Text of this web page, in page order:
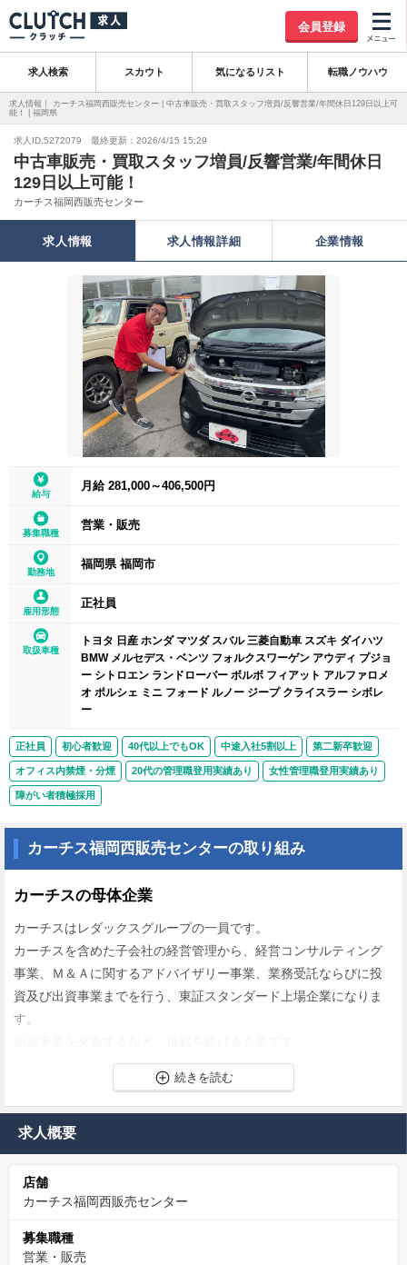
会員登録
求人検索 スカウト 気になるリスト 転職ノウハウ
求人情報｜ カーチス福岡西販売センター | 中古車販売・買取スタッフ増員/反響営業/年間休日129日以上可
能！ | 福岡県
求人ID.5272079 最終更新：2026/4/15 15:29
中古車販売・買取スタッフ増員/反響営業/年間休日
129日以上可能！
カーチス福岡西販売センター
求人情報 求人情報詳細 企業情報
給与
月給 281,000～406,500円
募集職種
営業・販売
勤務地
福岡県 福岡市
雇用形態
正社員
取扱車種
トヨタ 日産 ホンダ マツダ スバル 三菱自動車 スズキ ダイハツ
BMW メルセデス・ベンツ フォルクスワーゲン アウディ プジョ
ー シトロエン ランドローバー ボルボ フィアット アルファロメ
オ ポルシェ ミニ フォード ルノー ジープ クライスラー シボレ
ー
正社員 初心者歓迎 40代以上でもOK 中途入社5割以上 第二新卒歓迎
オフィス内禁煙・分煙 20代の管理職登用実績あり 女性管理職登用実績あり
障がい者積極採用
カーチス福岡西販売センターの取り組み
カーチスの母体企業
カーチスはレダックスグループの一員です。
カーチスを含めた子会社の経営管理から、経営コンサルティング
事業、Ｍ＆Ａに関するアドバイザリー事業、業務受託ならびに投
資及び出資事業までを行う、東証スタンダード上場企業になりま
す。
私たちは中古車を"ピッカピ・カー"と呼んでいます。
クルマを売る人にとっては「愛車」ですし、
そんな"ピッカピ・カー"を買い取り、洗車・メンテナンスして
新たな持ち主へ橋渡しするのが私たちの仕事。
中間マージンを排除して買い取り価格を増やしたり、
求人概要
店舗
カーチス福岡西販売センター
募集職種
営業・販売